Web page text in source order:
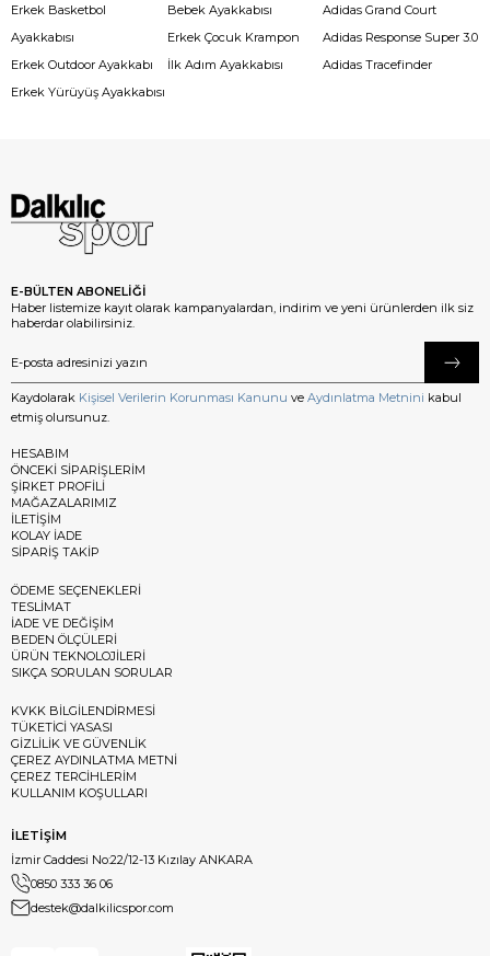
Erkek Basketbol
Ayakkabısı
Erkek Outdoor Ayakkabı
Erkek Yürüyüş Ayakkabısı
Bebek Ayakkabısı
Erkek Çocuk Krampon
İlk Adım Ayakkabısı
Adidas Grand Court
Adidas Response Super 3.0
Adidas Tracefinder
E-BÜLTEN ABONELİĞİ
Haber listemize kayıt olarak kampanyalardan, indirim ve yeni ürünlerden ilk siz
haberdar olabilirsiniz.
Kaydolarak Kişisel Verilerin Korunması Kanunu ve Aydınlatma Metnini kabul
etmiş olursunuz.
HESABIM
ÖNCEKİ SİPARİŞLERİM
ŞİRKET PROFİLİ
MAĞAZALARIMIZ
İLETİŞİM
KOLAY İADE
SİPARİŞ TAKİP
ÖDEME SEÇENEKLERİ
TESLİMAT
İADE VE DEĞİŞİM
BEDEN ÖLÇÜLERİ
ÜRÜN TEKNOLOJİLERİ
SIKÇA SORULAN SORULAR
KVKK BİLGİLENDİRMESİ
TÜKETİCİ YASASI
GİZLİLİK VE GÜVENLİK
ÇEREZ AYDINLATMA METNİ
ÇEREZ TERCİHLERİM
KULLANIM KOŞULLARI
İLETİŞİM
İzmir Caddesi No:22/12-13 Kızılay ANKARA
0850 333 36 06
destek@dalkilicspor.com